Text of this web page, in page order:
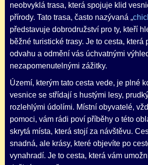
neobvyklá trasa, která spojuje klid
přírody. Tato trasa, často nazývaná „
představuje dobrodružství pro ty, kteří
běžné turistické trasy. Je to cesta, která
odvahu a odmění vás úchvatnými
nezapomenutelnými zážitky.
Území, kterým tato cesta vede, je plné
vesnice se střídají s hustými lesy,
rozlehlými údolími. Místní obyvatelé,
pomoci, vám rádi poví příběhy o této
skrytá místa, která stojí za návštěvu.
snadná, ale krásy, které objevíte po
vynahradí. Je to cesta, která vám